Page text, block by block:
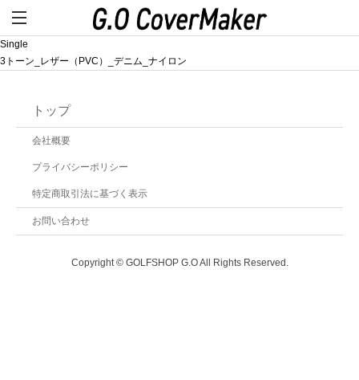
Single
3トーン_レザー（PVC）_デニム_ナイロン
トップ
会社概要
プライバシーポリシー
特定商取引法に基づく表示
お問い合わせ
Copyright © GOLFSHOP G.O All Rights Reserved.